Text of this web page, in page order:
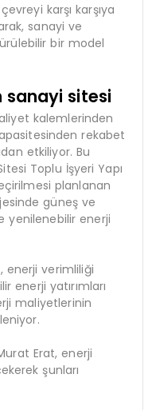
karşı karşıya
sanayi ve
bir model
sanayi sitesi
kalemlerinden
rekabet
etkiliyor. Bu
Toplu İşyeri Yapı
planlanan
güneş ve
yenilenebilir enerji
enerji verimliliği
enerji yatırımları
maliyetlerinin
Erat, enerji
şunları